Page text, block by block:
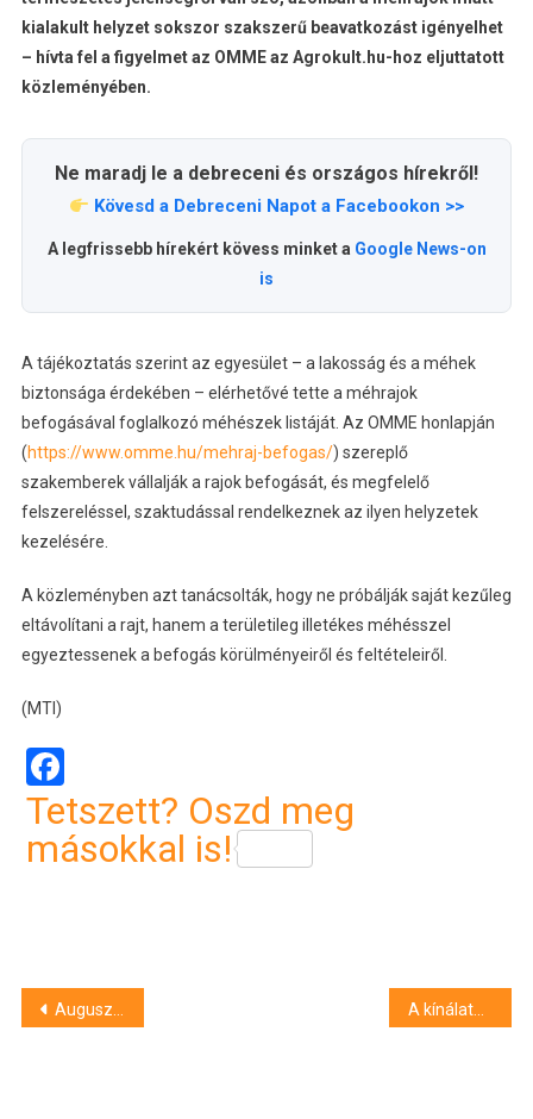
kialakult helyzet sokszor szakszerű beavatkozást igényelhet
– hívta fel a figyelmet az OMME az Agrokult.hu-hoz eljuttatott
közleményében.
Ne maradj le a debreceni és országos hírekről!
Kövesd a Debreceni Napot a Facebookon >>
A legfrissebb hírekért kövess minket a Google News-on
is
A tájékoztatás szerint az egyesület – a lakosság és a méhek
biztonsága érdekében – elérhetővé tette a méhrajok
befogásával foglalkozó méhészek listáját. Az OMME honlapján
(https://www.omme.hu/mehraj-befogas/) szereplő
szakemberek vállalják a rajok befogását, és megfelelő
felszereléssel, szaktudással rendelkeznek az ilyen helyzetek
kezelésére.
A közleményben azt tanácsolták, hogy ne próbálják saját kezűleg
eltávolítani a rajt, hanem a területileg illetékes méhésszel
egyeztessenek a befogás körülményeiről és feltételeiről.
(MTI)
Tetszett? Oszd meg
másokkal is!
Bejegyzés
Augusztusban rendezik az Ősök Napját Bugacon A kínálatban az első lakásvásárlók célkeresztjében a 45 négyzetméternél kisebb használt garzonok állnak